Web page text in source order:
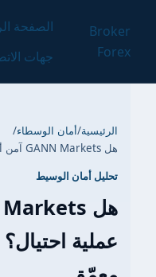
Broker
Forex
الصفحة
جهات
الرئيسية/أمان الوسطاء/
هل GANN Markets آمن أم عملية احتيال؟ تحليل تنظيمي معمّق
تحليل أمان الوسيط
عملية